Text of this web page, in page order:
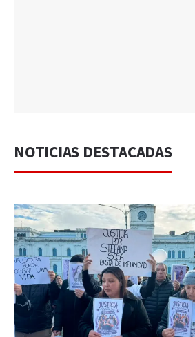
NOTICIAS DESTACADAS